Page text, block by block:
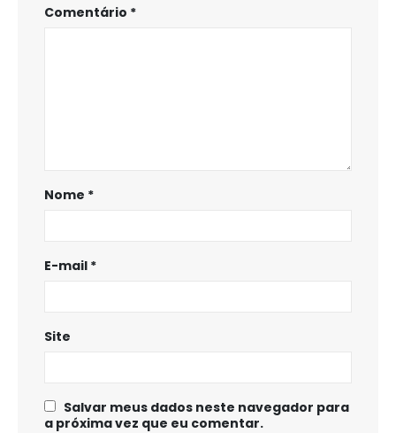
Comentário *
Nome *
E-mail *
Site
Salvar meus dados neste navegador para
a próxima vez que eu comentar.